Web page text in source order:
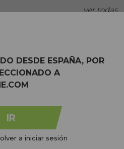
ver todas
DESDE ESPAÑA, POR
A
IR
a iniciar sesión